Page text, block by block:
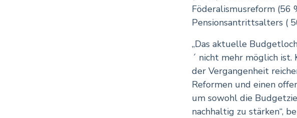
Föderalismusreform (56
Pensionsantrittsalters (
„Das aktuelle
´ nicht mehr möglich
der Vergangenheit
Reformen und einen
um sowohl die
nachhaltig zu stärken“,